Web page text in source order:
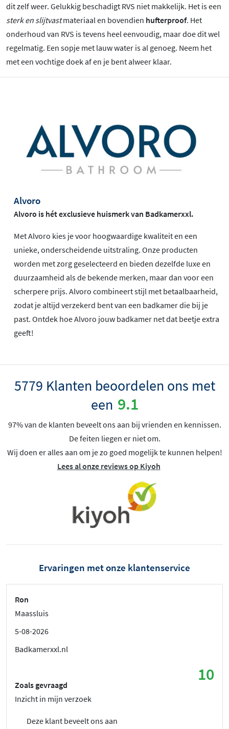
dit zelf weer. Gelukkig beschadigt RVS niet makkelijk. Het is een
sterk en slijtvastmateriaal en bovendien hufterproof. Het
onderhoud van RVS is tevens heel eenvoudig, maar doe dit wel
regelmatig. Een sopje met lauw water is al genoeg. Neem het
met een vochtige doek af en je bent alweer klaar.
Alvoro
Alvoro is hét exclusieve huismerk van Badkamerxxl.
Met Alvoro kies je voor hoogwaardige kwaliteit en een
unieke, onderscheidende uitstraling. Onze producten
worden met zorg geselecteerd en bieden dezelfde luxe en
duurzaamheid als de bekende merken, maar dan voor een
scherpere prijs. Alvoro combineert stijl met betaalbaarheid,
zodat je altijd verzekerd bent van een badkamer die bij je
past. Ontdek hoe Alvoro jouw badkamer net dat beetje extra
geeft!
5779 Klanten beoordelen ons met
een 9.1
97% van de klanten beveelt ons aan bij vrienden en kennissen.
De feiten liegen er niet om.
Wij doen er alles aan om je zo goed mogelijk te kunnen helpen!
Lees al onze reviews op Kiyoh
Ervaringen met onze klantenservice
Ron
Maassluis
5-08-2026
Badkamerxxl.nl
10
Zoals gevraagd
Inzicht in mijn verzoek
Deze klant beveelt ons aan